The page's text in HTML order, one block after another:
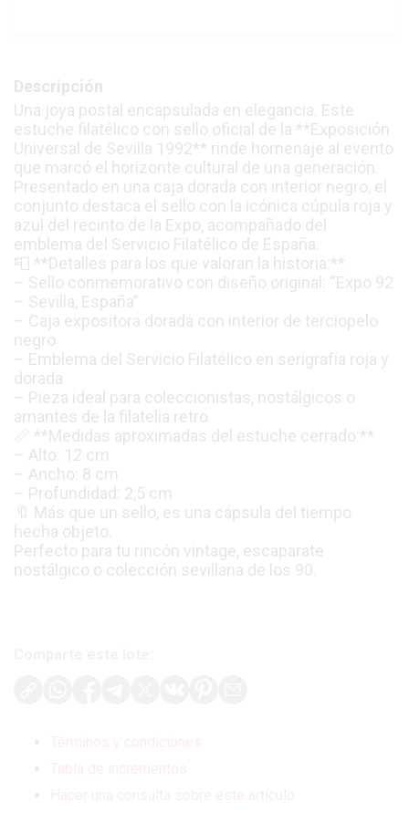
Descripción
Una joya postal encapsulada en elegancia. Este
estuche filatélico con sello oficial de la **Exposición
Universal de Sevilla 1992** rinde homenaje al evento
que marcó el horizonte cultural de una generación.
Presentado en una caja dorada con interior negro, el
conjunto destaca el sello con la icónica cúpula roja y
azul del recinto de la Expo, acompañado del
emblema del Servicio Filatélico de España.
📮 **Detalles para los que valoran la historia:**
– Sello conmemorativo con diseño original: “Expo 92
– Sevilla, España”
– Caja expositora dorada con interior de terciopelo
negro
– Emblema del Servicio Filatélico en serigrafía roja y
dorada
– Pieza ideal para coleccionistas, nostálgicos o
amantes de la filatelia retro
📏 **Medidas aproximadas del estuche cerrado:**
– Alto: 12 cm
– Ancho: 8 cm
– Profundidad: 2,5 cm
🔖 Más que un sello, es una cápsula del tiempo
hecha objeto.
Perfecto para tu rincón vintage, escaparate
nostálgico o colección sevillana de los 90.